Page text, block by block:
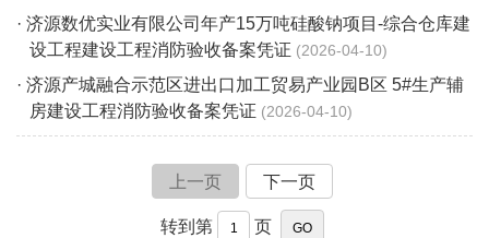
· 济源数优实业有限公司年产15万吨硅酸钠项目-综合仓库建
设工程建设工程消防验收备案凭证
2026-04-10
· 济源产城融合示范区进出口加工贸易产业园B区 5#生产辅
房建设工程消防验收备案凭证
2026-04-10
上一页 下一页
转到第 页